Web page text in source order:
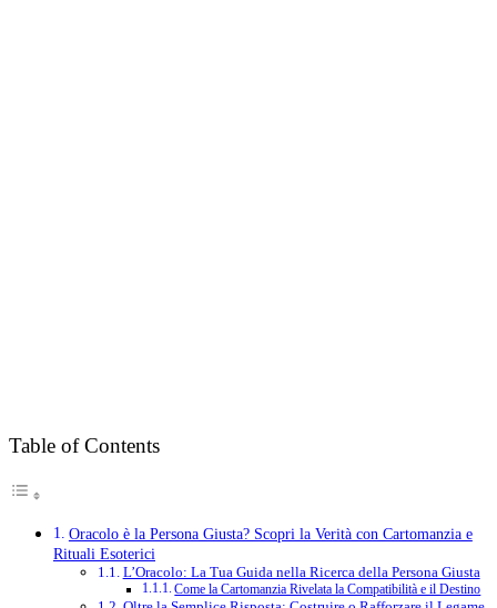
Table of Contents
Oracolo è la Persona Giusta? Scopri la Verità con Cartomanzia e
Rituali Esoterici
L’Oracolo: La Tua Guida nella Ricerca della Persona Giusta
Come la Cartomanzia Rivelata la Compatibilità e il Destino